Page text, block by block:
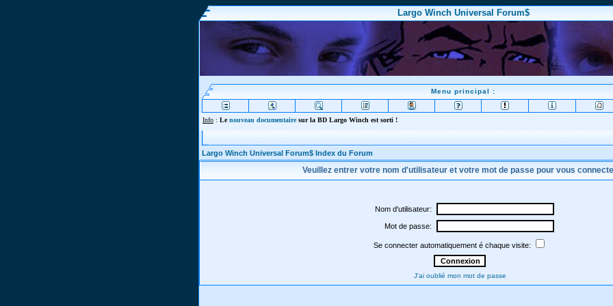
Largo Winch Universal Forum$
Menu principal :
Info : Lenouveau documentairesur la BD Largo Winch est sorti !
Largo Winch Universal Forum$ Index du Forum
Veuillez entrer votre nom d'utilisateur et votre mot de passe pour vous
Nom d'utilisateur:
Mot de passe:
Se connecter automatiquement é chaque visite:
J'ai oublié mon mot de passe